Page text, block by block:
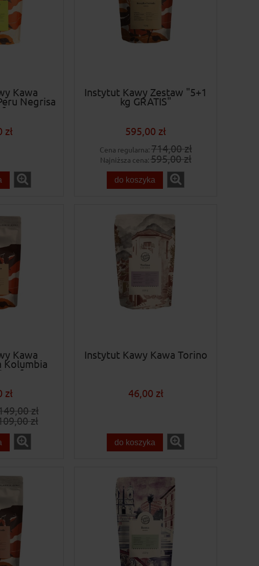
Kawa
Negrisa
zł
Instytut Kawy Zestaw "5+1
kg GRATIS"
595,00 zł
Cena regularna: 714,00 zł
Najniższa cena: 595,00 zł
do koszyka
Kawa
Kolumbia
zł
zł
zł
Instytut Kawy Kawa Torino
46,00 zł
do koszyka